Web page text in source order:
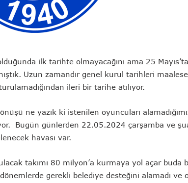
ilk tarihte olmayacağını ama 25
Uzun zamandır genel kurul tarihleri
ileri bir tarihe atılıyor.
ne yazık ki istenilen oyuncuları
Bugün günlerden 22.05.2024 çarşamba ve
havası var.
takımı 80 milyon’a kurmaya yol açar buda
gerekli belediye desteğini alamadı ve